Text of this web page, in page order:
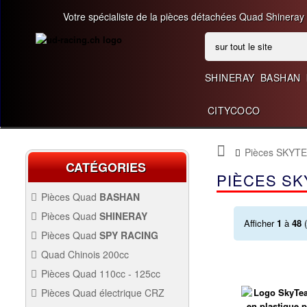
Votre spécialiste de la pièces détachées Quad
SHINERAY BASHAN
CITYCOCO
CATÉGORIES
Pièces Quad BASHAN
Pièces Quad SHINERAY
Pièces Quad SPY RACING
QUAD SPY250F3
Quad Chinois 200cc
200CC
Allumage Quad
Pièces Quad 110cc - 125cc
125CC
Pièces Quad électrique CRZ
Pièces
PIÈCES
Afficher1 à 48